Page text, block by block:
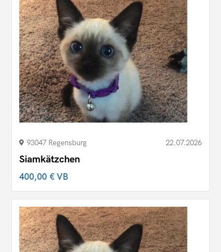
93047 Regensburg 22.07.2026
Siamkätzchen
400,00 €VB